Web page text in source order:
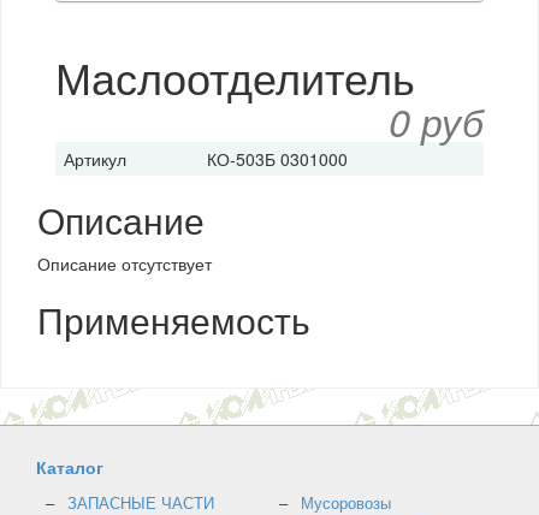
Маслоотделитель
0 руб
Артикул КО-503Б 0301000
Описание
Описание отсутствует
Применяемость
Каталог
ЗАПАСНЫЕ ЧАСТИ
Мусоровозы